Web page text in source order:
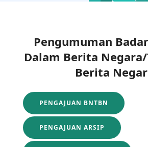
Pengumuman
Dalam Berita
Berita
PENGAJUAN BNTBN
PENGAJUAN ARSIP